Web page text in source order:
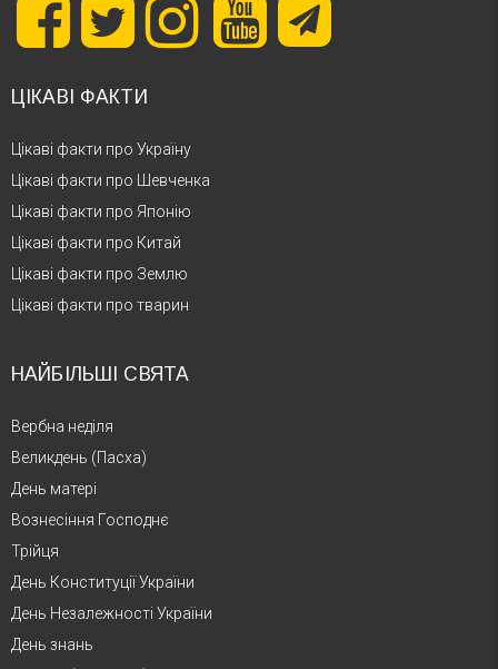
ЦІКАВІ ФАКТИ
Цікаві факти про Україну
Цікаві факти про Шевченка
Цікаві факти про Японію
Цікаві факти про Китай
Цікаві факти про Землю
Цікаві факти про тварин
НАЙБІЛЬШІ СВЯТА
Вербна неділя
Великдень (Пасха)
День матері
Вознесіння Господнє
Трійця
День Конституції України
День Незалежності України
День знань